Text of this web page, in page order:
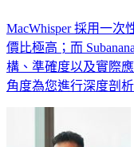
MacWhisper 採用一次
價比極高；而
構、準確度以及實際
角度為您進行深度剖析